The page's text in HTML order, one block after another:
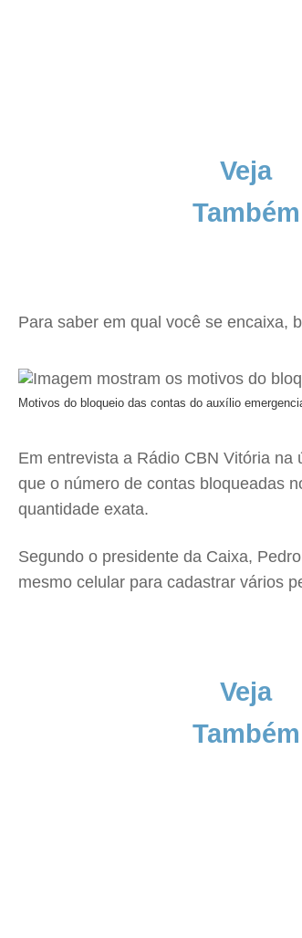
Veja
Também
Para saber em qual você se encaixa,
Motivos do bloqueio das contas do auxílio
Em entrevista a Rádio CBN Vitória
que o número de contas bloqueadas
quantidade exata.
Segundo o presidente da Caixa,
mesmo celular para cadastrar vários
Veja
Também